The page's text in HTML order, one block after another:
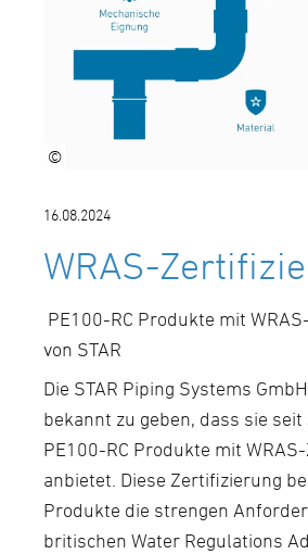
©
16.08.2024
WRAS-
PE100-RC Produkte mit
von STAR
Die STAR Piping Systems
bekannt zu geben, dass sie
PE100-RC Produkte mit
anbietet. Diese Zertifizierung
Produkte die strengen
britischen Water Regulations